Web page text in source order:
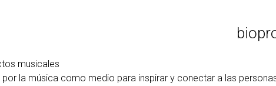
bio
musicales
la música como medio para inspirar y conectar a las